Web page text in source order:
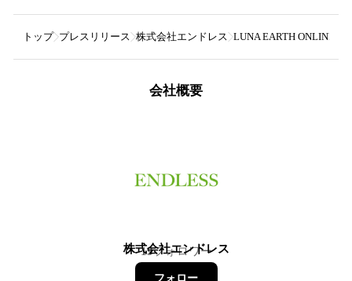
トップ プレスリリース 株式会社エンドレス LUNA EARTH ONLINE
会社概要
株式会社エンドレス
19フォロワー
フォロー